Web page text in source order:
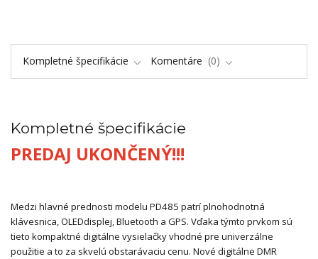
Kompletné špecifikácie Komentáre 0
Kompletné špecifikácie
PREDAJ UKONČENÝ!!!
Medzi hlavné prednosti modelu PD485 patrí plnohodnotná
klávesnica, OLEDdisplej, Bluetooth a GPS. Vďaka týmto prvkom sú
tieto kompaktné digitálne vysielačky vhodné pre univerzálne
použitie a to za skvelú obstarávaciu cenu. Nové digitálne DMR